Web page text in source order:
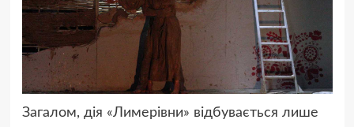
Загалом, дія «Лимерівни» відбувається лише